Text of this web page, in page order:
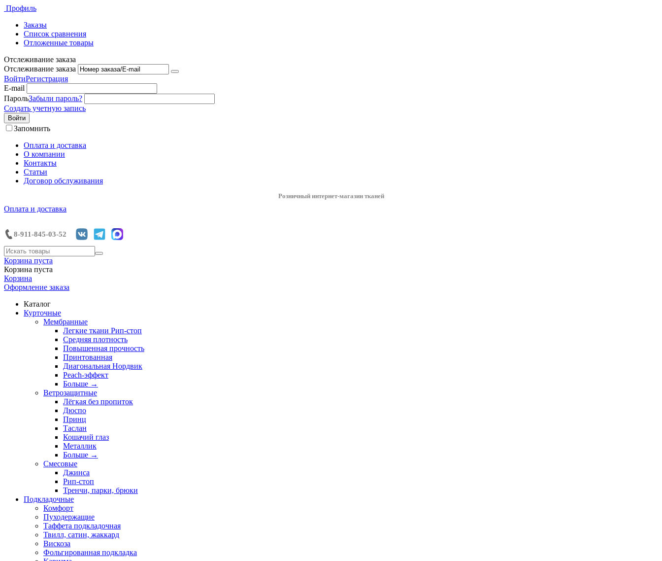
Профиль
Заказы
Список сравнения
Отложенные товары
Отслеживание заказа
Отслеживание заказа
ВойтиРегистрация
E-mail
ПарольЗабыли пароль?
Создать учетную запись
Войти
Запомнить
Оплата и доставка
О компании
Контакты
Статьи
Договор обслуживания
Розничный интернет-магазин тканей
Оплата и доставка
8-911-845-03-52
Корзина пуста
Корзина пуста
Корзина
Оформление заказа
Каталог
Курточные
Мембранные
Легкие ткани Рип-стоп
Средняя плотность
Повышенная прочность
Принтованная
Диагональная Нордвик
Peach-эффект
Больше →
Ветрозащитные
Лёгкая без пропиток
Дюспо
Принц
Таслан
Кошачий глаз
Металлик
Больше →
Смесовые
Джинса
Рип-стоп
Тренчи, парки, брюки
Подкладочные
Комфорт
Пуходержащие
Таффета подкладочная
Твилл, сатин, жаккард
Вискоза
Фольгированная подкладка